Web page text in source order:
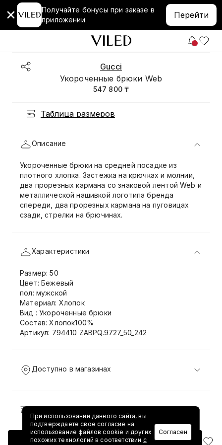
Получайте бонусы при заказе в
приложении
Перейти
Gucci
Укороченные брюки Web
547 800 ₸
Таблица размеров
Добавить в корзину
Описание
Укороченные брюки на средней посадке из
плотного хлопка. Застежка на крючках и молнии,
два прорезных кармана со знаковой лентой Web и
металлической нашивкой логотипа бренда
спереди, два прорезных кармана на пуговицах
сзади, стрелки на брючинах.
Характеристики
Размер: 50
Цвет: Бежевый
пол: мужской
Материал: Хлопок
Вид : Укороченные брюки
Состав: Хлопок100%
Артикул: 794410 ZABPQ.9727_50_242
Доступно в магазинах
Доставка и возврат
При использовании данного сайта, вы
подтверждаете свое согласие на
использование файлов cookie и других
похожих технологий в соответствии с
Согласен